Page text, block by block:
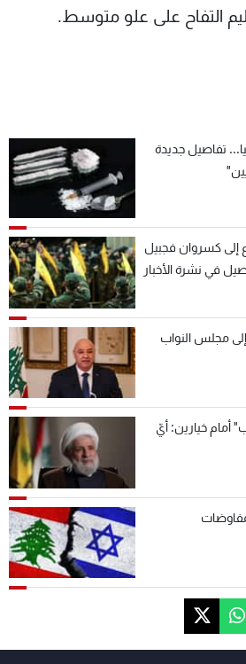
التفاح على علو متوسط.
تفاصيل جديدة
إلى كسروان فجبيل
في نشرة الأخبار
أمام خيارين: أيّ
شروط الإسـتخدام
سياسة الخصوصية